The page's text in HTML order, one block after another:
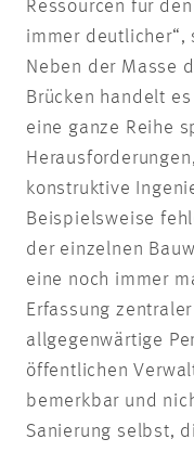
Ressourcen für
immer deutlicher“,
Neben der Masse
Brücken handelt
eine ganze Reihe
konstruktive
Beispielsweise
der einzelnen
eine noch immer
Erfassung
allgegenwärtige
öffentlichen
bemerkbar und
Sanierung selbst,